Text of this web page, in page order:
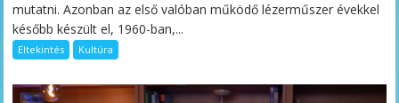
mutatni. Azonban az első valóban működő lézerműszer évekkel
később készült el, 1960-ban,...
Eltekintés Kultúra